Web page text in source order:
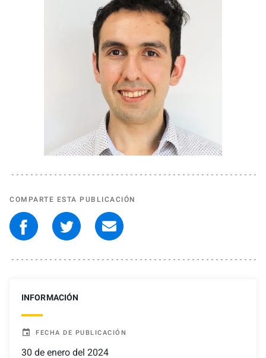
COMPARTE ESTA PUBLICACIÓN
INFORMACIÓN
event FECHA DE PUBLICACIÓN
30 de enero del 2024